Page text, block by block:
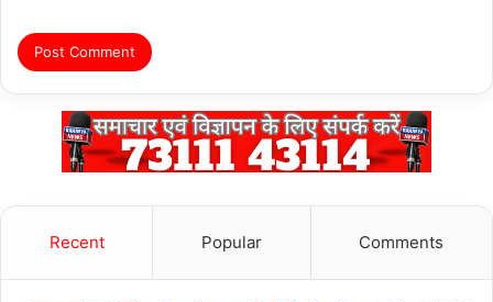
Recent Popular Comments